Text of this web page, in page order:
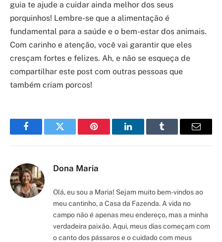
guia te ajude a cuidar ainda melhor dos seus
porquinhos! Lembre-se que a alimentação é
fundamental para a saúde e o bem-estar dos animais.
Com carinho e atenção, você vai garantir que eles
cresçam fortes e felizes. Ah, e não se esqueça de
compartilhar este post com outras pessoas que
também criam porcos!
FacebookTwitter Pinterest LinkedInTumblr Email
Dona Maria
Olá, eu sou a Maria! Sejam muito bem-vindos ao
meu cantinho, a Casa da Fazenda. A vida no
campo não é apenas meu endereço, mas a minha
verdadeira paixão. Aqui, meus dias começam com
o canto dos pássaros e o cuidado com meus